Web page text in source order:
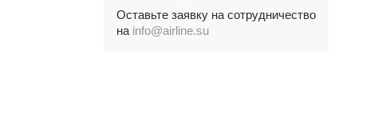
Оставьте заявку на сотрудничество
на info@airline.su